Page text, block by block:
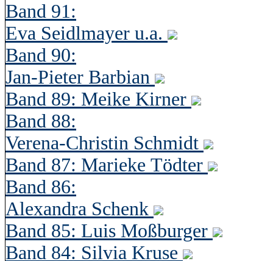
Band 91:
Eva Seidlmayer u.a.
Band 90:
Jan-Pieter Barbian
Band 89: Meike Kirner
Band 88:
Verena-Christin Schmidt
Band 87: Marieke Tödter
Band 86:
Alexandra Schenk
Band 85: Luis Moßburger
Band 84: Silvia Kruse